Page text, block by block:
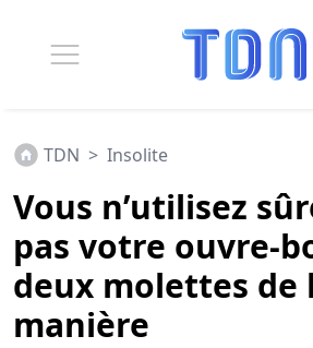
TDN > Insolite
Vous n’utilisez
pas votre ouvre-
deux molettes de
manière